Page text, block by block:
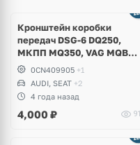
Кронштейн коробки
передач DSG-6 DQ250,
MКПП MQ350, VAG MQB
1.8, 2.0 TSI gen3, Audi S1,
A3, S3, TT, TTS, Skoda
Octavia A7 Scout, Superb,
Volkswagen Golf 7 R, Passat
B8
0CN409905 +1
AUDI, SEAT +2
4 года назад
4,000 ₽